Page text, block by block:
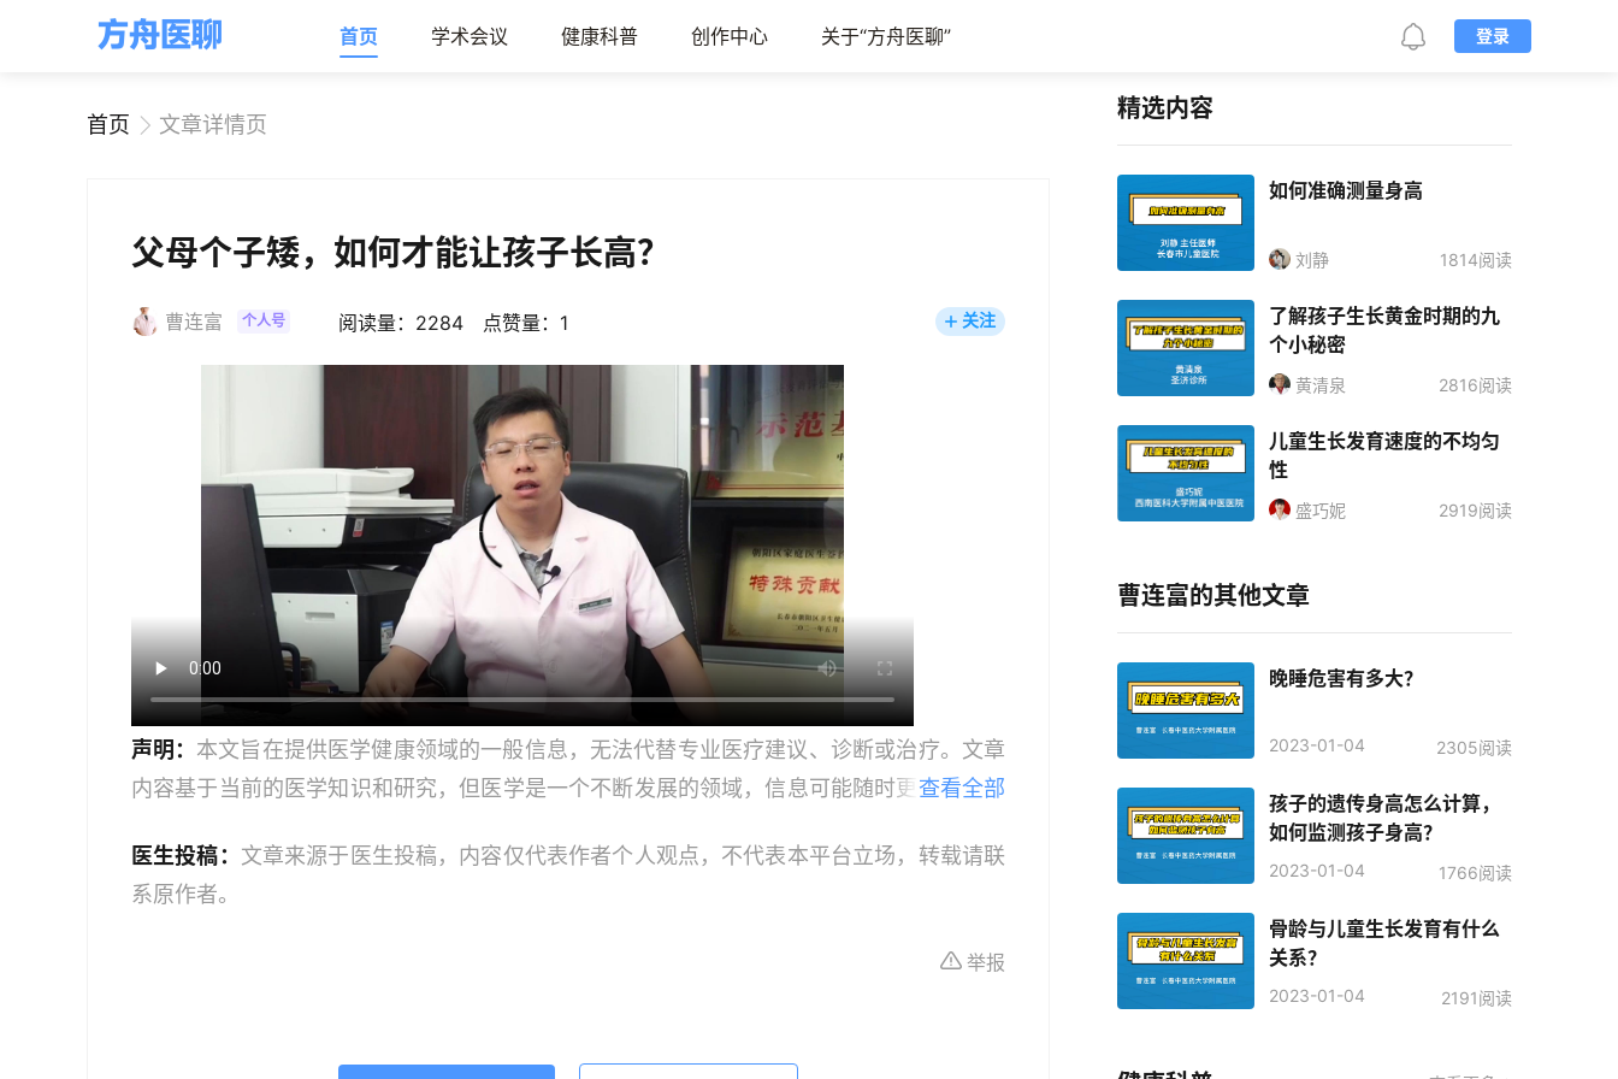
首页 学术会议 健康科普 创作中心 关于“方舟医聊” 登录
首页 文章详情页
父母个子矮，如何才能让孩子长高？
曹连富 个人号 阅读量：2284 点赞量：1 关注
声明： 本文旨在提供医学健康领域的一般信息，无法代替专业医疗建议、诊断或治疗。文章
内容基于当前的医学知识和研究，但医学是一个不断发展的领域，信息可能随时更新，因此
业人员。本文中的信息不应作为自我诊断或治疗的依据，紧急医疗情况应立即寻求专业医疗
服务；如果您是医务人员，本文内容旨在作为教育和信息更新的资源。在临床实践中应用本
查看全部
医生投稿： 文章来源于医生投稿，内容仅代表作者个人观点，不代表本平台立场，转载请联
系原作者。
举报
精选内容
如何准确测量身高
刘静 1814阅读
了解孩子生长黄金时期的九
个小秘密
黄清泉 2816阅读
儿童生长发育速度的不均匀
性
盛巧妮 2919阅读
曹连富的其他文章
晚睡危害有多大？
2023-01-04 2305阅读
孩子的遗传身高怎么计算，
如何监测孩子身高？
2023-01-04 1766阅读
骨龄与儿童生长发育有什么
关系？
2023-01-04 2191阅读